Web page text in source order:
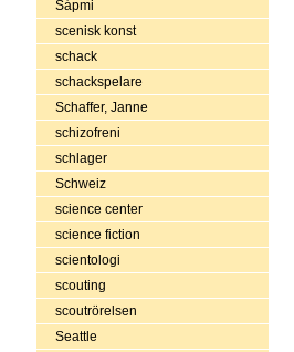
Sápmi
scenisk konst
schack
schackspelare
Schaffer, Janne
schizofreni
schlager
Schweiz
science center
science fiction
scientologi
scouting
scoutrörelsen
Seattle